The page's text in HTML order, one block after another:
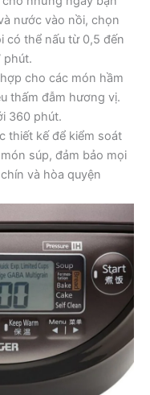
nước vào nồi, chọn
có thể nấu từ 0,5 đến
phút.
cho các món hầm
thấm đẫm hương vị.
360 phút.
thiết kế để kiểm soát
súp, đảm bảo mọi
và hòa quyện